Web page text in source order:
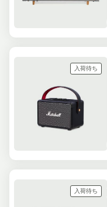
入荷待ち
入荷待ち